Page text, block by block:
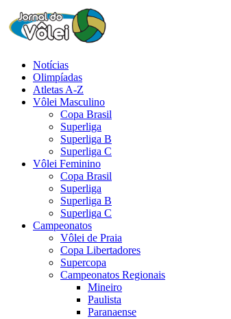
Notícias
Olimpíadas
Atletas A-Z
Vôlei Masculino
Copa Brasil
Superliga
Superliga B
Superliga C
Vôlei Feminino
Copa Brasil
Superliga
Superliga B
Superliga C
Campeonatos
Vôlei de Praia
Copa Libertadores
Supercopa
Campeonatos Regionais
Mineiro
Paulista
Paranaense